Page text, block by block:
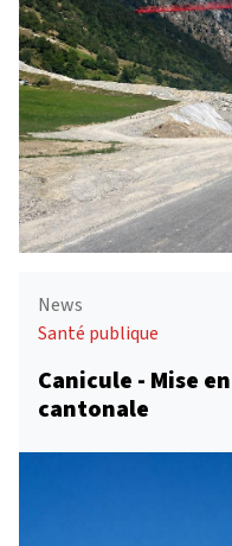
News
Santé publique
Canicule - Mise
cantonale